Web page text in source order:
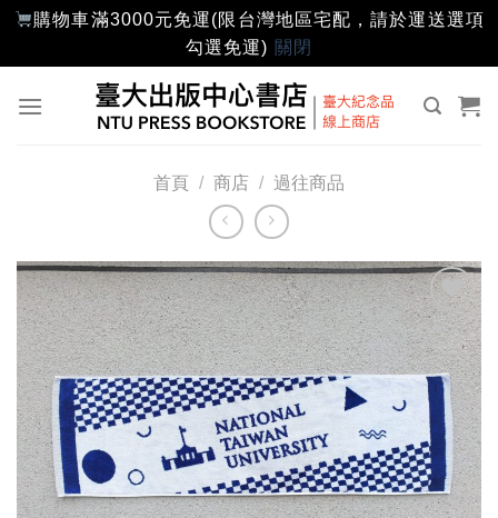
購物車滿3000元免運(限台灣地區宅配，請於運送選項
勾選免運) 關閉
首頁 / 商店 / 過往商品
加入
「願
望輕
單」